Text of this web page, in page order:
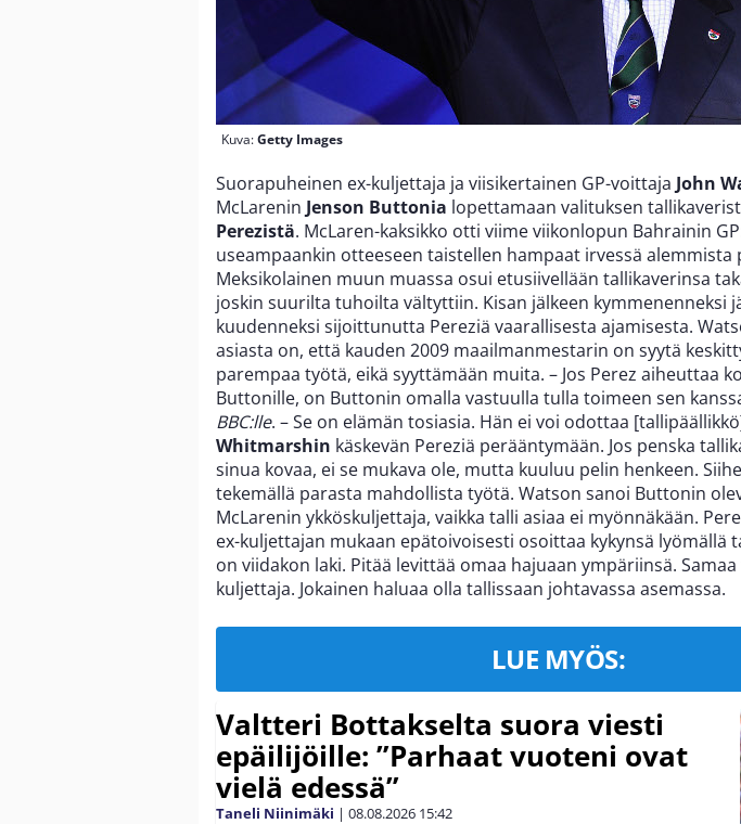
Kuva:Getty Images
Suorapuheinen ex-kuljettaja ja viisikertainen GP-voittaja John
McLarenin Jenson Buttonia lopettamaan valituksen
Perezistä. McLaren-kaksikko otti viime viikonlopun Bahrainin
useampaankin otteeseen taistellen hampaat irvessä alemmista
Meksikolainen muun muassa osui etusiivellään tallikaverinsa
joskin suurilta tuhoilta vältyttiin. Kisan jälkeen kymmenenneksi
kuudenneksi sijoittunutta Pereziä vaarallisesta ajamisesta.
asiasta on, että kauden 2009 maailmanmestarin on syytä
parempaa työtä, eikä syyttämään muita. – Jos Perez aiheuttaa
Buttonille, on Buttonin omalla vastuulla tulla toimeen sen
BBC:lle. – Se on elämän tosiasia. Hän ei voi odottaa
Whitmarshin käskevän Pereziä perääntymään. Jos penska
sinua kovaa, ei se mukava ole, mutta kuuluu pelin henkeen.
tekemällä parasta mahdollista työtä. Watson sanoi Buttonin
McLarenin ykköskuljettaja, vaikka talli asiaa ei myönnäkään.
ex-kuljettajan mukaan epätoivoisesti osoittaa kykynsä lyömällä
on viidakon laki. Pitää levittää omaa hajuaan ympäriinsä.
kuljettaja. Jokainen haluaa olla tallissaan johtavassa asemassa.
LUE MYÖS:
Valtteri Bottakselta suora viesti
epäilijöille: ”Parhaat vuoteni ovat
vielä edessä”
Taneli Niinimäki | 08.08.2026 15:42